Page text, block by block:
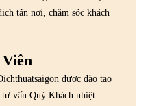
tận nơi, chăm sóc khách
được đào tạo
vấn Quý Khách nhiệt